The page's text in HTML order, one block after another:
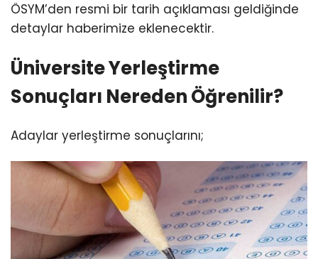
ÖSYM’den resmi bir tarih açıklaması geldiğinde
detaylar haberimize eklenecektir.
Üniversite Yerleştirme
Sonuçları Nereden Öğrenilir?
Adaylar yerleştirme sonuçlarını;